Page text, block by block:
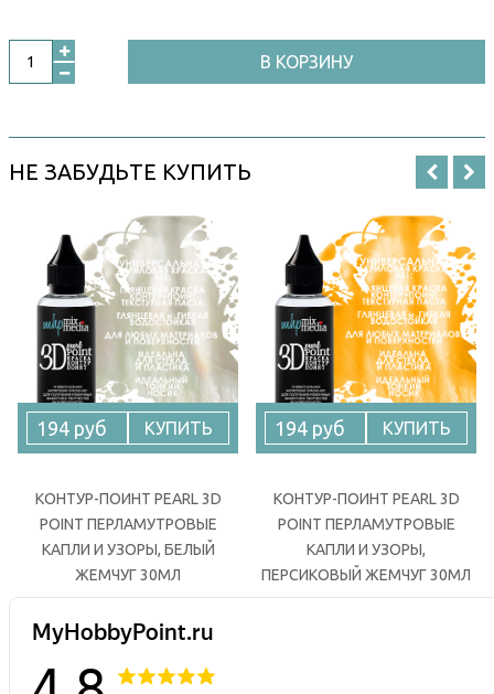
В КОРЗИНУ
НЕ ЗАБУДЬТЕ КУПИТЬ
194 руб КУПИТЬ
КОНТУР-ПОИНТ PEARL 3D
POINT ПЕРЛАМУТРОВЫЕ
КАПЛИ И УЗОРЫ, БЕЛЫЙ
ЖЕМЧУГ 30МЛ
194 руб КУПИТЬ
КОНТУР-ПОИНТ PEARL 3D
POINT ПЕРЛАМУТРОВЫЕ
КАПЛИ И УЗОРЫ,
ПЕРСИКОВЫЙ ЖЕМЧУГ 30МЛ